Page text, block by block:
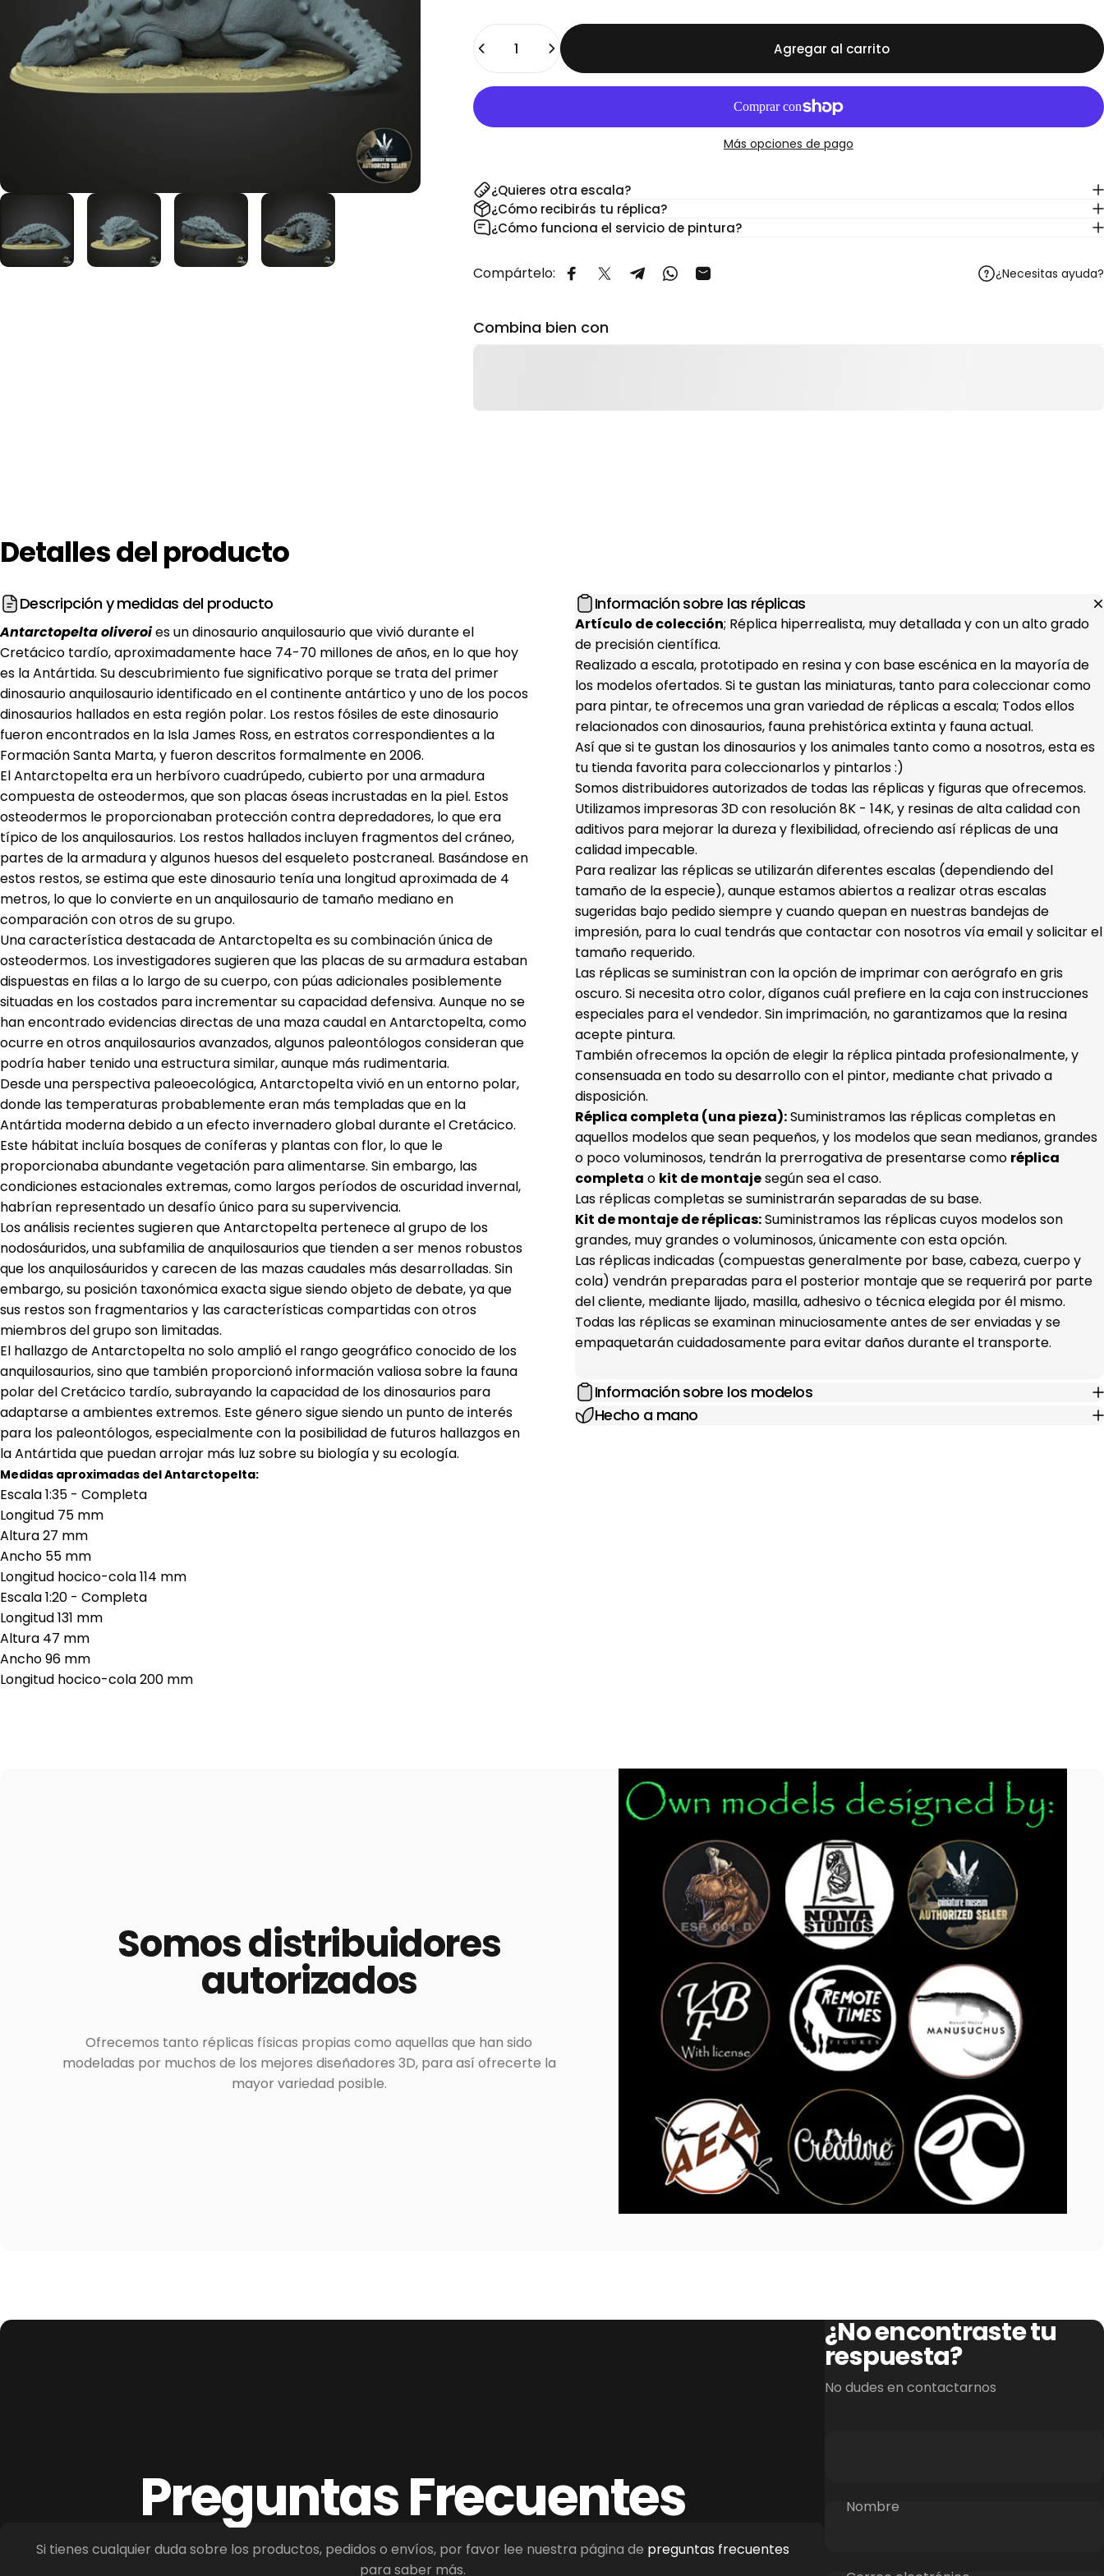
Cantidad
Agregar al carrito
Más opciones de pago
¿Quieres otra escala?
¿Cómo recibirás tu réplica?
¿Cómo funciona el servicio de pintura?
Compártelo: Compartir en Facebook
Compartir en X
Compartir en Telegram
Compartir en WhatsApp
Compartir por correo electrónico ¿Necesitas ayuda?
Combina bien con
Detallesdelproducto
Descripción y medidas del producto
Antarctopelta oliveroies un dinosaurio anquilosaurio que vivió durante el
Cretácico tardío, aproximadamente hace 74-70 millones de años, en lo que hoy
es la Antártida. Su descubrimiento fue significativo porque se trata del primer
dinosaurio anquilosaurio identificado en el continente antártico y uno de los pocos
dinosaurios hallados en esta región polar. Los restos fósiles de este dinosaurio
fueron encontrados en la Isla James Ross, en estratos correspondientes a la
Formación Santa Marta, y fueron descritos formalmente en 2006.
El Antarctopelta era un herbívoro cuadrúpedo, cubierto por una armadura
compuesta de osteodermos, que son placas óseas incrustadas en la piel. Estos
osteodermos le proporcionaban protección contra depredadores, lo que era
típico de los anquilosaurios. Los restos hallados incluyen fragmentos del cráneo,
partes de la armadura y algunos huesos del esqueleto postcraneal. Basándose en
estos restos, se estima que este dinosaurio tenía una longitud aproximada de 4
metros, lo que lo convierte en un anquilosaurio de tamaño mediano en
comparación con otros de su grupo.
Una característica destacada de Antarctopelta es su combinación única de
osteodermos. Los investigadores sugieren que las placas de su armadura estaban
dispuestas en filas a lo largo de su cuerpo, con púas adicionales posiblemente
situadas en los costados para incrementar su capacidad defensiva. Aunque no se
han encontrado evidencias directas de una maza caudal en Antarctopelta, como
ocurre en otros anquilosaurios avanzados, algunos paleontólogos consideran que
podría haber tenido una estructura similar, aunque más rudimentaria.
Desde una perspectiva paleoecológica, Antarctopelta vivió en un entorno polar,
donde las temperaturas probablemente eran más templadas que en la
Antártida moderna debido a un efecto invernadero global durante el Cretácico.
Este hábitat incluía bosques de coníferas y plantas con flor, lo que le
proporcionaba abundante vegetación para alimentarse. Sin embargo, las
condiciones estacionales extremas, como largos períodos de oscuridad invernal,
habrían representado un desafío único para su supervivencia.
Los análisis recientes sugieren que Antarctopelta pertenece al grupo de los
nodosáuridos, una subfamilia de anquilosaurios que tienden a ser menos robustos
que los anquilosáuridos y carecen de las mazas caudales más desarrolladas. Sin
embargo, su posición taxonómica exacta sigue siendo objeto de debate, ya que
sus restos son fragmentarios y las características compartidas con otros
miembros del grupo son limitadas.
El hallazgo de Antarctopelta no solo amplió el rango geográfico conocido de los
anquilosaurios, sino que también proporcionó información valiosa sobre la fauna
polar del Cretácico tardío, subrayando la capacidad de los dinosaurios para
adaptarse a ambientes extremos. Este género sigue siendo un punto de interés
para los paleontólogos, especialmente con la posibilidad de futuros hallazgos en
la Antártida que puedan arrojar más luz sobre su biología y su ecología.
Medidas aproximadas del Antarctopelta:
Escala 1:35 - Completa
Longitud 75 mm
Altura 27 mm
Ancho 55 mm
Longitud hocico-cola 114 mm
Escala 1:20 - Completa
Longitud 131 mm
Altura 47 mm
Ancho 96 mm
Longitud hocico-cola 200 mm
Información sobre las réplicas
Artículo de colección; Réplica hiperrealista, muy detallada y con un alto grado
de precisión científica.
Realizado a escala, prototipado en resina y con base escénica en la mayoría de
los modelos ofertados. Si te gustan las miniaturas, tanto para coleccionar como
para pintar, te ofrecemos una gran variedad de réplicas a escala; Todos ellos
relacionados con dinosaurios, fauna prehistórica extinta y fauna actual.
Así que si te gustan los dinosaurios y los animales tanto como a nosotros, esta es
tu tienda favorita para coleccionarlos y pintarlos :)
Somos distribuidores autorizados de todas las réplicas y figuras que ofrecemos.
Utilizamos impresoras 3D con resolución 8K - 14K, y resinas de alta calidad con
aditivos para mejorar la dureza y flexibilidad, ofreciendo así réplicas de una
calidad impecable.
Para realizar las réplicas se utilizarán diferentes escalas (dependiendo del
tamaño de la especie), aunque estamos abiertos a realizar otras escalas
sugeridas bajo pedido siempre y cuando quepan en nuestras bandejas de
impresión, para lo cual tendrás que contactar con nosotros vía email y solicitar el
tamaño requerido.
Las réplicas se suministran con la opción de imprimar con aerógrafo en gris
oscuro. Si necesita otro color, díganos cuál prefiere en la caja con instrucciones
especiales para el vendedor. Sin imprimación, no garantizamos que la resina
acepte pintura.
También ofrecemos la opción de elegir la réplica pintada profesionalmente, y
consensuada en todo su desarrollo con el pintor, mediante chat privado a
disposición.
Réplica completa (una pieza):Suministramos las réplicas completas en
aquellos modelos que sean pequeños, y los modelos que sean medianos, grandes
o poco voluminosos, tendrán la prerrogativa de presentarse como réplica
completa o kit de montajesegún sea el caso.
Las réplicas completas se suministrarán separadas de su base.
Kit de montaje de réplicas:Suministramos las réplicas cuyos modelos son
grandes, muy grandes o voluminosos, únicamente con esta opción.
Las réplicas indicadas (compuestas generalmente por base, cabeza, cuerpo y
cola) vendrán preparadas para el posterior montaje que se requerirá por parte
del cliente, mediante lijado, masilla, adhesivo o técnica elegida por él mismo.
Todas las réplicas se examinan minuciosamente antes de ser enviadas y se
empaquetarán cuidadosamente para evitar daños durante el transporte.
Información sobre los modelos
Hecho a mano
Somosdistribuidores
autorizados
Ofrecemos tanto réplicas físicas propias como aquellas que han sido
modeladas por muchos de los mejores diseñadores 3D, para así ofrecerte la
mayor variedad posible.
PreguntasFrecuentes
Si tienes cualquier duda sobre los productos, pedidos o envíos, por favor lee nuestra página de preguntas frecuentes
para saber más.
¿No encontraste tu
respuesta?
No dudes en contactarnos
Nombre